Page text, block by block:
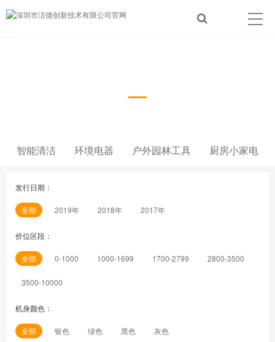
智能清洁 环境电器 户外园林工具 厨房小家电
发行日期：
全部 2019年 2018年 2017年
价位区段：
全部 0-1000 1000-1699 1700-2799 2800-3500
3500-10000
机身颜色：
全部 银色 绿色 黑色 灰色